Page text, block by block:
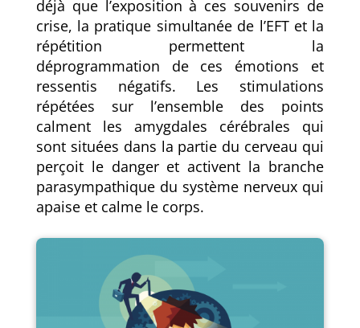
déjà que l’exposition à ces souvenirs de
crise, la pratique simultanée de l’EFT et la
répétition permettent la
déprogrammation de ces émotions et
ressentis négatifs. Les stimulations
répétées sur l’ensemble des points
calment les amygdales cérébrales qui
sont situées dans la partie du cerveau qui
perçoit le danger et activent la branche
parasympathique du système nerveux qui
apaise et calme le corps.